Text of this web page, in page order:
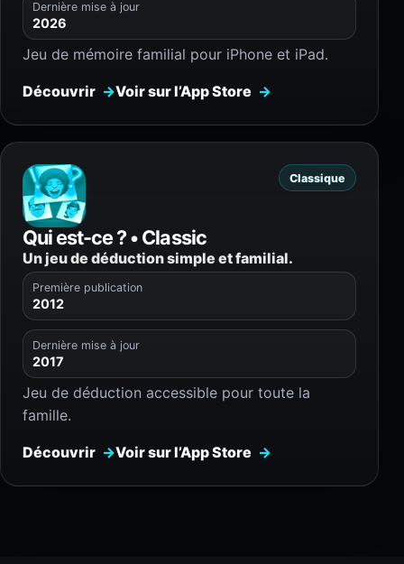
Dernière mise à jour
2026
Jeu de mémoire familial pour iPhone et iPad.
Découvrir Voir sur l’App Store
Classique
Qui est-ce ? • Classic
Un jeu de déduction simple et familial.
Première publication
2012
Dernière mise à jour
2017
Jeu de déduction accessible pour toute la
famille.
Découvrir Voir sur l’App Store